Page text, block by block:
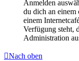
Anmelden
du dich an
einem
Verfügung steht,
Administration
Nach oben